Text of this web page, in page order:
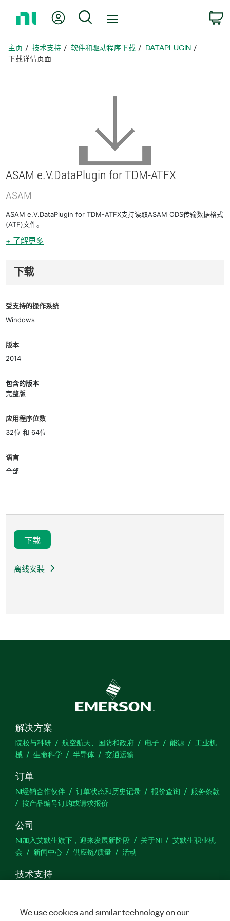
页
我的账户 搜索
主页 技术支持 软件和驱动程序下载
DATAPLUGIN
下载详情页面
ASAM e.V.DataPlugin for TDM-ATFX
ASAM
ASAM e.V.DataPlugin for TDM-ATFX支持读取ASAM ODS传输数据格式
(ATF)文件。
+ 了解更多
下载
受支持的操作系统
Windows
版本
2014
包含的版本
完整版
应用程序位数
32位 和 64位
语言
全部
下载
离线安装
解决方案
院校与科研 航空航天、国防和政府 电子 能源
工业机
械
生命科学 半导体 交通运输
订单
NI经销合作伙伴 订单状态和历史记录 报价查询
服务条款
按产品编号订购或请求报价
公司
NI加入艾默生旗下，迎来发展新阶段 关于NI
艾默生职业机
会
新闻中心 供应链/质量 活动
技术支持
We use cookies and similar technology on our